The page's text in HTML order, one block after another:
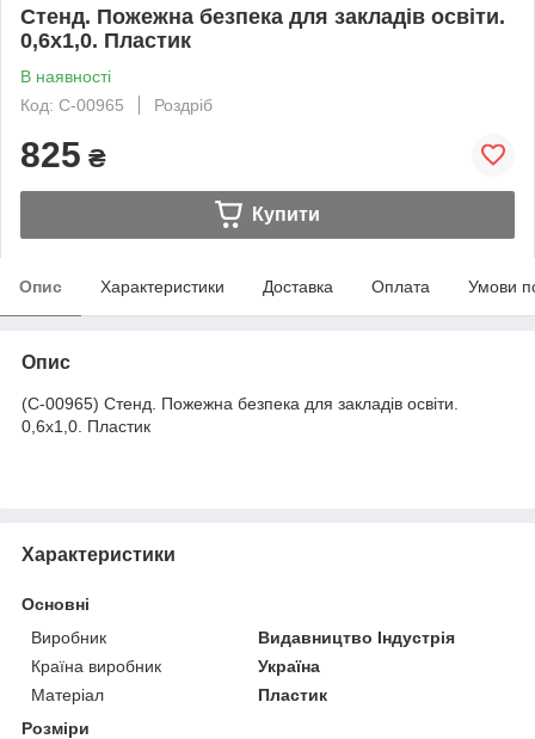
Стенд. Пожежна безпека для закладів освіти.
0,6х1,0. Пластик
В наявності
Код: С-00965
Роздріб
825 ₴
Купити
Опис Характеристики Доставка Оплата Умови
Опис
(С-00965) Стенд. Пожежна безпека для закладів освіти.
0,6х1,0. Пластик
Характеристики
Основні
Виробник
Видавництво Індустрія
Країна виробник
Україна
Матеріал
Пластик
Розміри